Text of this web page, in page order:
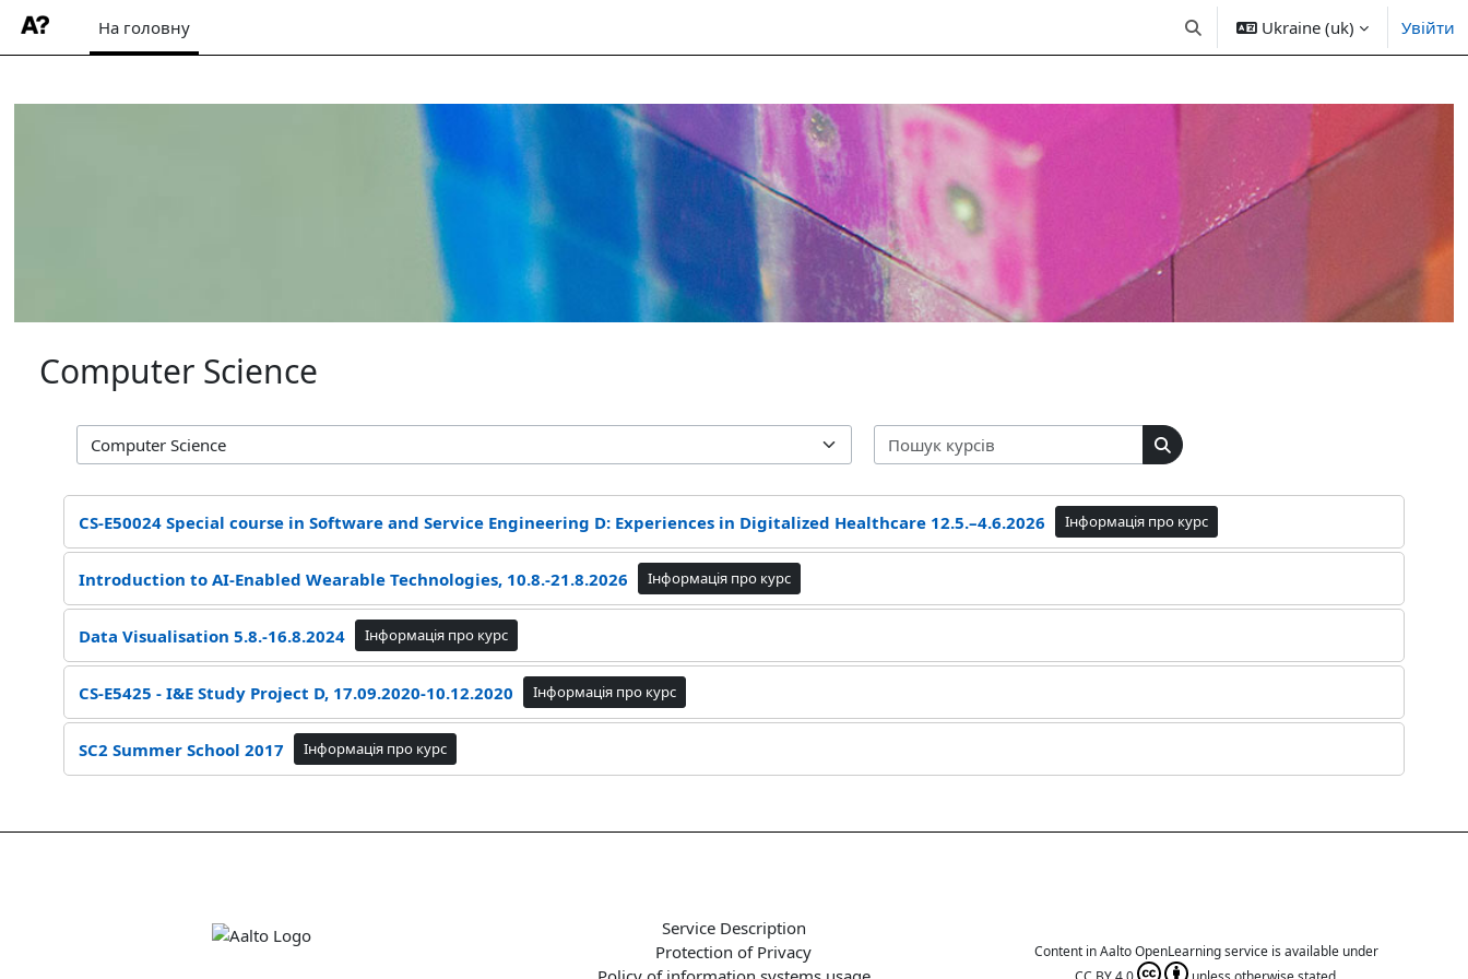
Перейти до головного вмісту
На головну Переключити введення пошуку
Ukraine (uk) Увійти
Computer Science
Категорії курсів
Пошук курсів
Пошук курсів
CS-E50024 Special course in Software and Service Engineering D: Experiences in Digitalized Healthcare 12.5.–4.6.2026 Інформація про курс
Introduction to AI-Enabled Wearable Technologies, 10.8.-21.8.2026 Інформація про курс
Data Visualisation 5.8.-16.8.2024 Інформація про курс
CS-E5425 - I&E Study Project D, 17.09.2020-10.12.2020 Інформація про курс
SC2 Summer School 2017 Інформація про курс
Service Description
Protection of Privacy
Content in Aalto OpenLearning service is available under